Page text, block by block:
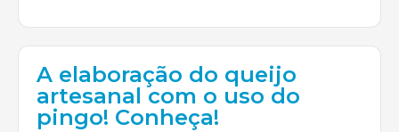
A elaboração do queijo
artesanal com o uso do
pingo! Conheça!